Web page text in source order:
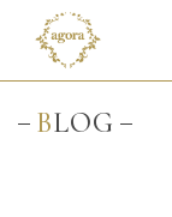
BLOG